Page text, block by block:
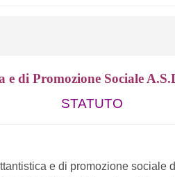
e di Promozione Sociale
STATUTO
e di promozione sociale